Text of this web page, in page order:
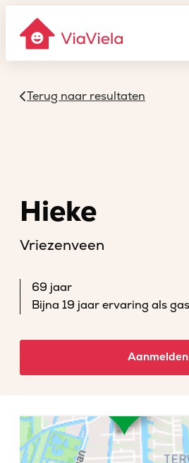
Terug naar resultaten
Hieke
Vriezenveen
69 jaar
Bijna 19 jaar ervaring als
Aanmelden